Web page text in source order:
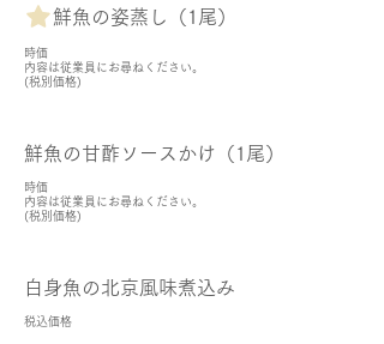
鮮魚の姿蒸し（1尾）
時価
内容は従業員にお尋ねください。
(税別価格)
鮮魚の甘酢ソースかけ（1尾）
時価
内容は従業員にお尋ねください。
(税別価格)
白身魚の北京風味煮込み
税込価格